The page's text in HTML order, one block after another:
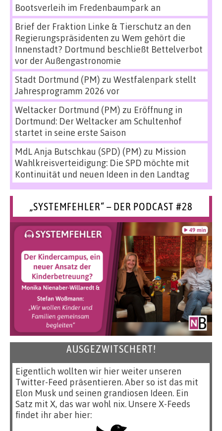
Bootsverleih im Fredenbaumpark an
Brief der Fraktion Linke & Tierschutz an den
Regierungspräsidenten zu Wem gehört die
Innenstadt? Dortmund beschließt Bettelverbot
vor der Außengastronomie
Stadt Dortmund (PM) zu Westfalenpark stellt
Jahresprogramm 2026 vor
Weltacker Dortmund (PM) zu Eröffnung in
Dortmund: Der Weltacker am Schultenhof
startet in seine erste Saison
MdL Anja Butschkau (SPD) (PM) zu Mission
Wahlkreisverteidigung: Die SPD möchte mit
Kontinuität und neuen Ideen in den Landtag
„SYSTEMFEHLER“ – DER PODCAST #28
AUSGEZWITSCHERT!
Eigentlich wollten wir hier weiter unseren
Twitter-Feed präsentieren. Aber so ist das mit
Elon Musk und seinen grandiosen Ideen. Ein
Satz mit X, das war wohl nix. Unsere X-Feeds
findet ihr aber hier: